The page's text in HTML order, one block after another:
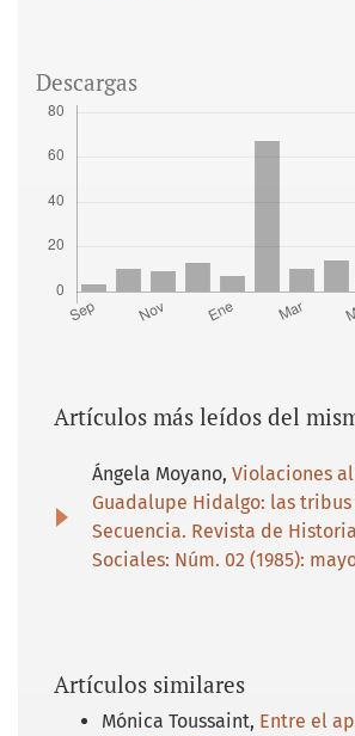
Descargas
Artículos más leídos del
Ángela Moyano, Violaciones
Guadalupe Hidalgo: las
Secuencia. Revista de
Sociales: Núm. 02 (1985):
Artículos similares
Mónica Toussaint, Entre el